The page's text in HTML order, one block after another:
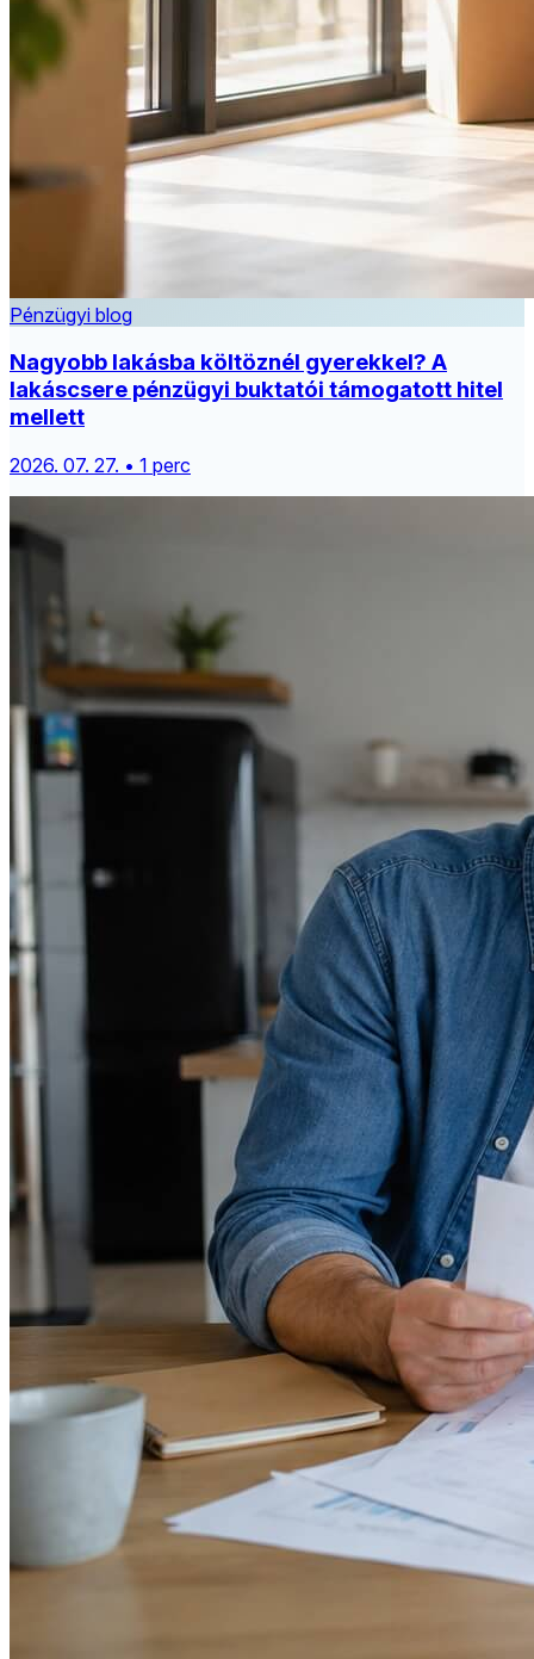
Pénzügyi blog
Nagyobb lakásba költöznél gyerekkel? A
lakáscsere pénzügyi buktatói támogatott hitel
mellett
2026. 07. 27. • 1 perc